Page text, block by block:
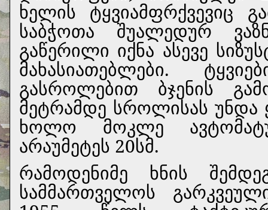
ხელის ტყვიამფრქვევიც
საბჭოთა შუალედურ
გაწერილი იქნა ასევე
მახასიათებლები.
გასროლებით ბჯენის
მეტრამდე სროლისას უნდა
ხოლო მოკლე
არაუმეტეს 20სმ.
რამოდენიმე ხნის
სამმართველოს